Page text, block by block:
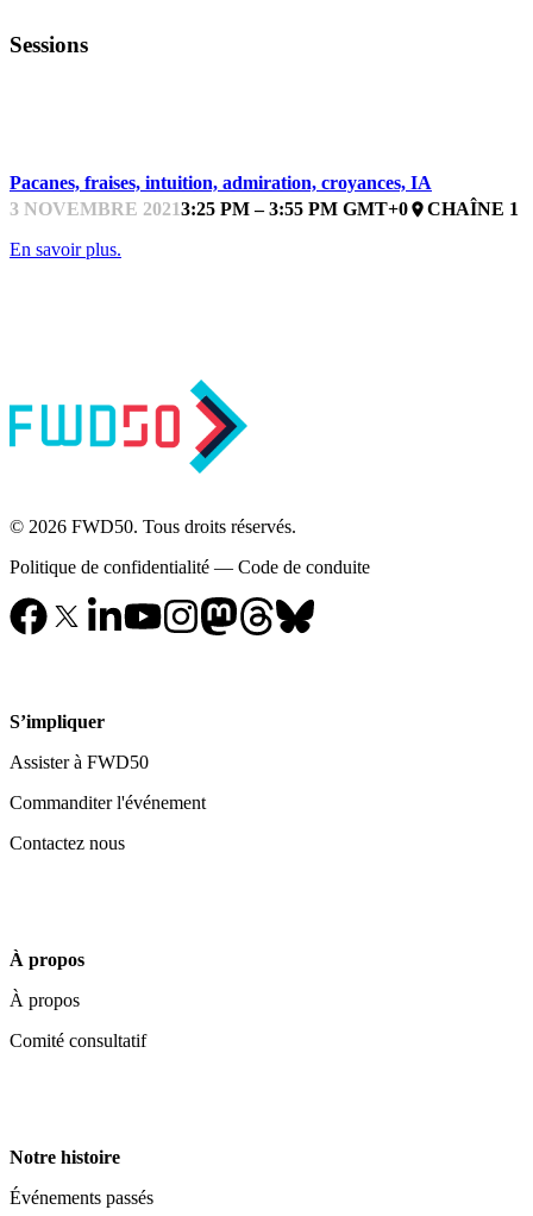
Sessions
Pacanes, fraises, intuition, admiration, croyances, IA
3 NOVEMBRE 20213:25 PM – 3:55 PM GMT+0placeCHAÎNE 1
En savoir plus.
© 2026 FWD50. Tous droits réservés.
Politique de confidentialité — Code de conduite
S’impliquer
Assister à FWD50
Commanditer l'événement
Contactez nous
À propos
À propos
Comité consultatif
Notre histoire
Événements passés